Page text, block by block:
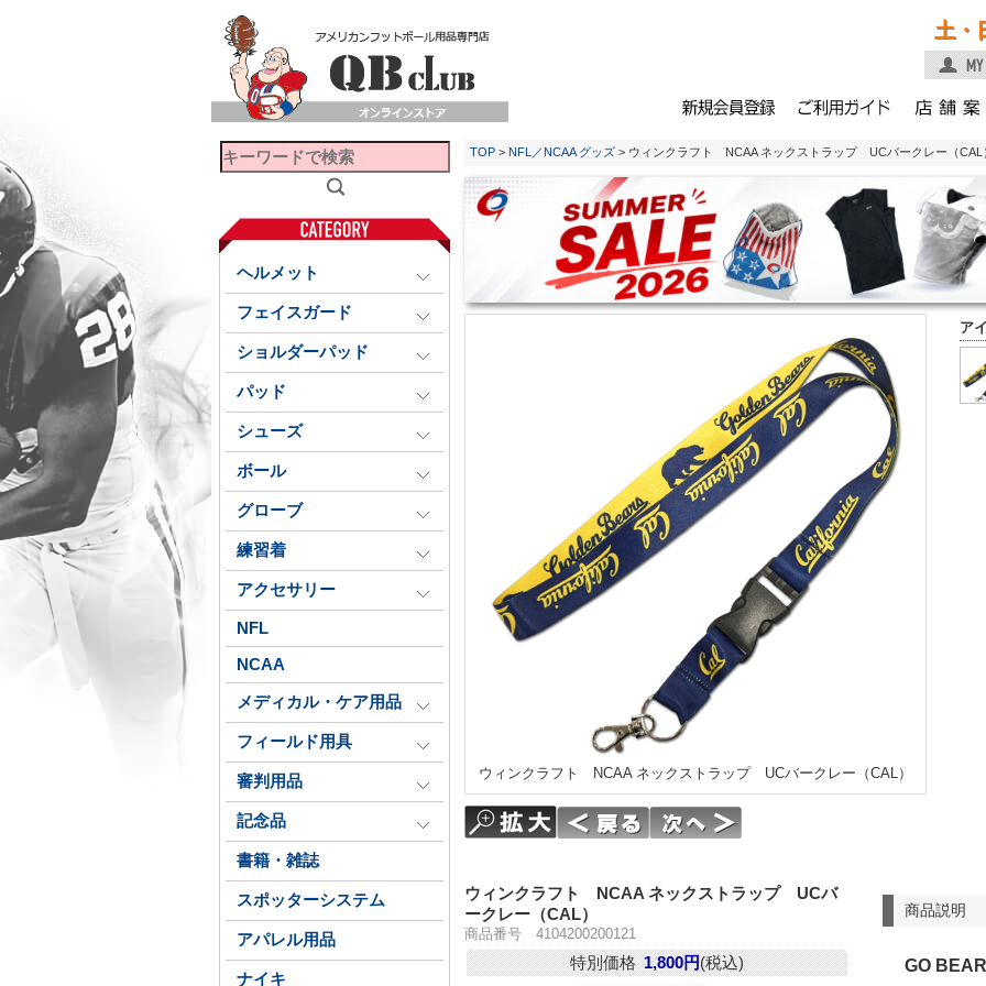
土・
ヘルメット
フェイスガード
ショルダーパッド
パッド
シューズ
ボール
グローブ
練習着
アクセサリー
NFL
NCAA
メディカル・ケア用品
フィールド用具
審判用品
記念品
書籍・雑誌
スポッターシステム
アパレル用品
ナイキ
TOP > NFL／NCAA グッズ > ウィンクラフト NCAA ネックストラップ UCバークレー（CAL
ア
ウィンクラフト NCAA ネックストラップ UCバークレー（CAL）
商品説明
GO
ウィンクラフト NCAA ネックストラップ UCバ
ークレー（CAL）
商品番号 4104200200121
特別価格 1,800円(税込)